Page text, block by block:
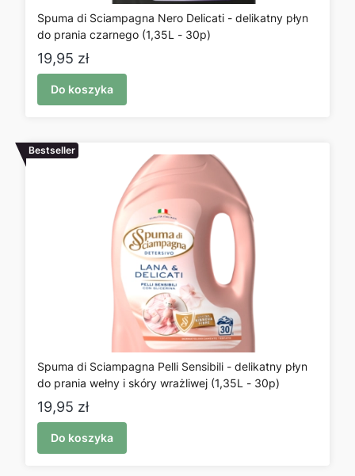
Spuma di Sciampagna Nero Delicati - delikatny płyn
do prania czarnego (1,35L - 30p)
Cena
19,95 zł
Do koszyka
Bestseller
Spuma di Sciampagna Pelli Sensibili - delikatny płyn
do prania wełny i skóry wrażliwej (1,35L - 30p)
Cena
19,95 zł
Do koszyka